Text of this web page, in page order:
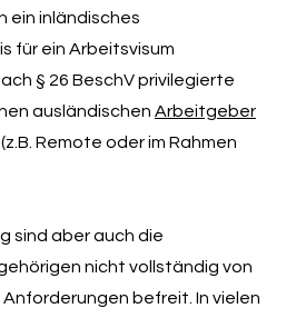
ein inländisches
für ein Arbeitsvisum
§ 26 BeschV privilegierte
ausländischen Arbeitgeber
Remote oder im Rahmen
sind aber auch die
nicht vollständig von
befreit. In vielen